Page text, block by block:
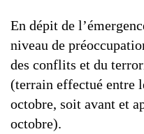
En dépit de
niveau de
des conflits et du
(terrain effectué entre
octobre, soit avant et
octobre).